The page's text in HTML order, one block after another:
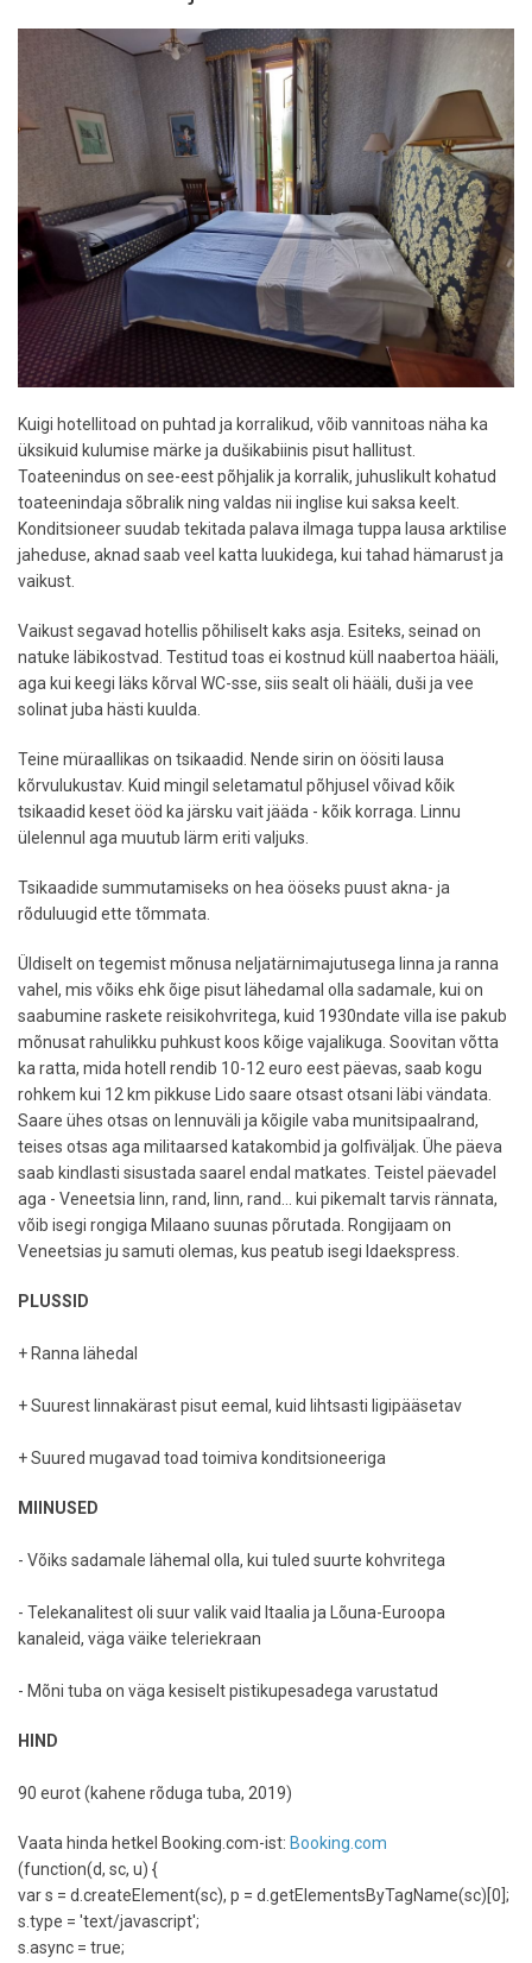
Kuigi hotellitoad on puhtad ja korralikud, võib vannitoas näha ka
üksikuid kulumise märke ja dušikabiinis pisut hallitust.
Toateenindus on see-eest põhjalik ja korralik, juhuslikult kohatud
toateenindaja sõbralik ning valdas nii inglise kui saksa keelt.
Konditsioneer suudab tekitada palava ilmaga tuppa lausa arktilise
jaheduse, aknad saab veel katta luukidega, kui tahad hämarust ja
vaikust.
Vaikust segavad hotellis põhiliselt kaks asja. Esiteks, seinad on
natuke läbikostvad. Testitud toas ei kostnud küll naabertoa hääli,
aga kui keegi läks kõrval WC-sse, siis sealt oli hääli, duši ja vee
solinat juba hästi kuulda.
Teine müraallikas on tsikaadid. Nende sirin on öösiti lausa
kõrvulukustav. Kuid mingil seletamatul põhjusel võivad kõik
tsikaadid keset ööd ka järsku vait jääda - kõik korraga. Linnu
ülelennul aga muutub lärm eriti valjuks.
Tsikaadide summutamiseks on hea ööseks puust akna- ja
rõduluugid ette tõmmata.
Üldiselt on tegemist mõnusa neljatärnimajutusega linna ja ranna
vahel, mis võiks ehk õige pisut lähedamal olla sadamale, kui on
saabumine raskete reisikohvritega, kuid 1930ndate villa ise pakub
mõnusat rahulikku puhkust koos kõige vajalikuga. Soovitan võtta
ka ratta, mida hotell rendib 10-12 euro eest päevas, saab kogu
rohkem kui 12 km pikkuse Lido saare otsast otsani läbi vändata.
Saare ühes otsas on lennuväli ja kõigile vaba munitsipaalrand,
teises otsas aga militaarsed katakombid ja golfiväljak. Ühe päeva
saab kindlasti sisustada saarel endal matkates. Teistel päevadel
aga - Veneetsia linn, rand, linn, rand... kui pikemalt tarvis rännata,
võib isegi rongiga Milaano suunas põrutada. Rongijaam on
Veneetsias ju samuti olemas, kus peatub isegi Idaekspress.
PLUSSID
+ Ranna lähedal
+ Suurest linnakärast pisut eemal, kuid lihtsasti ligipääsetav
+ Suured mugavad toad toimiva konditsioneeriga
MIINUSED
- Võiks sadamale lähemal olla, kui tuled suurte kohvritega
- Telekanalitest oli suur valik vaid Itaalia ja Lõuna-Euroopa
kanaleid, väga väike teleriekraan
- Mõni tuba on väga kesiselt pistikupesadega varustatud
HIND
90 eurot (kahene rõduga tuba, 2019)
Vaata hinda hetkel Booking.com-ist: Booking.com
(function(d, sc, u) {
var s = d.createElement(sc), p = d.getElementsByTagName(sc)[0];
s.type = 'text/javascript';
s.async = true;